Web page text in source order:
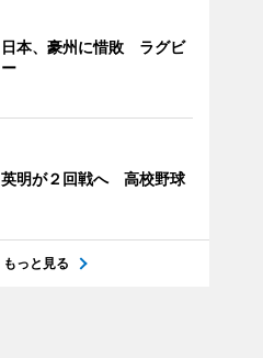
日本、豪州に惜敗 ラグビ
ー
英明が２回戦へ 高校野球
もっと見る